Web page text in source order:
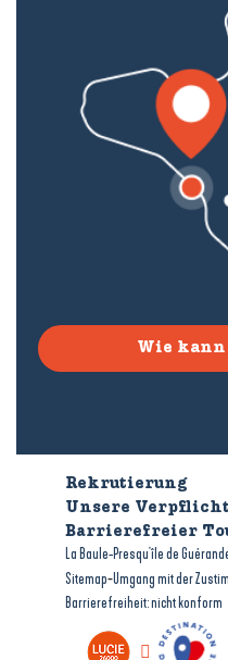
Wie kann
Rekrutierung
Unsere
Barrierefreier
La Baule-Presqu'île de
Sitemap-Umgang mit der
Barrierefreiheit: nicht konform